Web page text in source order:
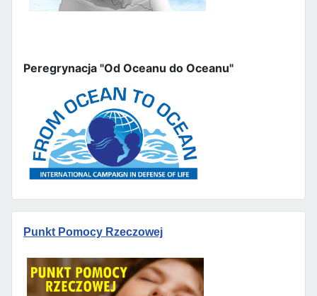
Peregrynacja "Od Oceanu do Oceanu"
Punkt Pomocy Rzeczowej